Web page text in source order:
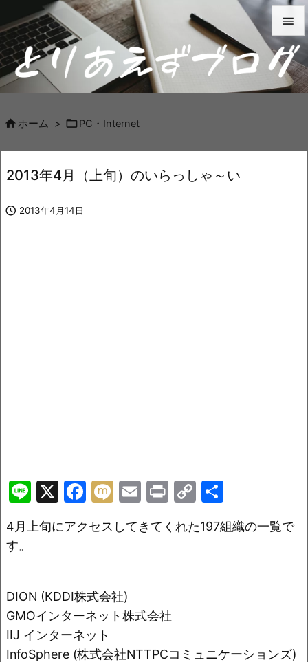


メニュ

 ホーム > PC・Internet
2013年4月（上旬）のいらっしゃ～い
 2013年4月14日
Li
n
e
X
F
c
o
o
k
M
i
E
ai
Pr
t
C
p
有
4月上旬にアクセスしてきてくれた197組織の一覧で
す。
DION (KDDI株式会社)
GMOインターネット株式会社
IIJ インターネット
InfoSphere (株式会社NTTPCコミュニケーションズ)